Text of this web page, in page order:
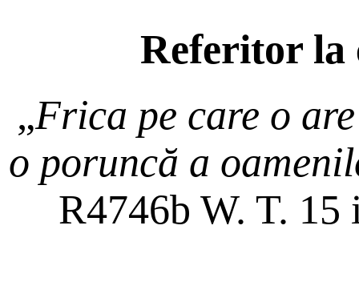
Referitor la
„Frica pe care o
o poruncă a
R4746b W. T. 15